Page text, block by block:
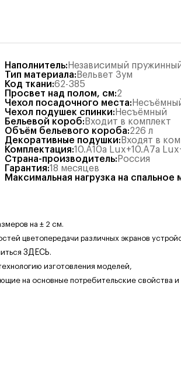
Наполнитель: Независимый
Тип материала: Вельвет Зум
Код ткани:62-385
Просвет над полом, см:2
Чехол посадочного места:
Чехол подушек спинки: Несъёмный
Бельевой короб: Входит в комплект
Объём бельевого короба:226 л
Декоративные подушки: Входят в
Комплектация:10.А10а Lux+10.А7а
Страна-производитель: Россия
Гарантия:18 месяцев
Максимальная нагрузка на спальное
на ± 2 см.
цветопередачи различных экранов
ЗДЕСЬ.
изготовления моделей,
на основные потребительские свойства и